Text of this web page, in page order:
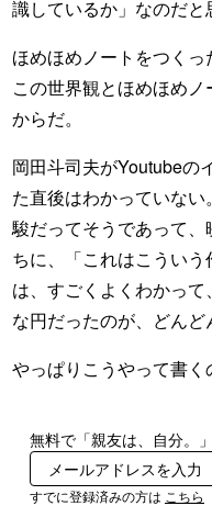
識しているか」なのだと
ほめほめノートをつく
この世界観とほめほめ
からだ。
岡田斗司夫がYoutubeの
た直後はわかっていな
駿だってそうであって
ちに、「これはこうい
は、すごくよくわかっ
な円だったのが、どんど
やっぱりこうやって書
無料で「親友は、自分。
すでに登録済みの方は こちら